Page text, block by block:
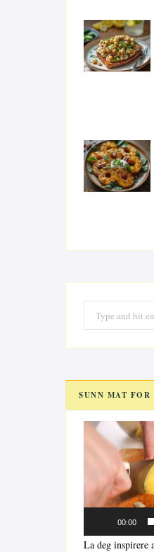
for:
SUNN MAT
Videoavspiller
00:00
La deg inspirere